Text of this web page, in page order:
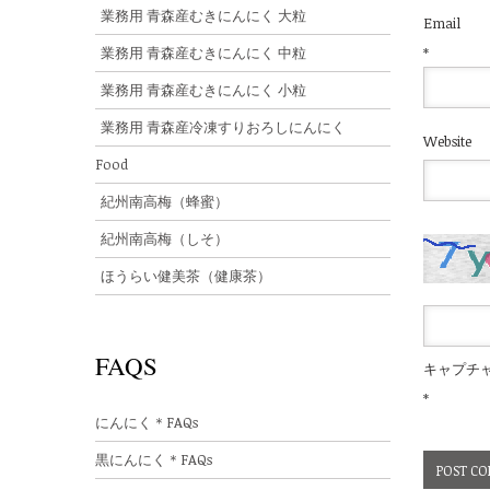
Email
*
Website
キャプチ
*
業務用 青森産むきにんにく 大粒
業務用 青森産むきにんにく 中粒
業務用 青森産むきにんにく 小粒
業務用 青森産冷凍すりおろしにんにく
Food
紀州南高梅（蜂蜜）
紀州南高梅（しそ）
ほうらい健美茶（健康茶）
FAQS
にんにく＊FAQs
黒にんにく＊FAQs